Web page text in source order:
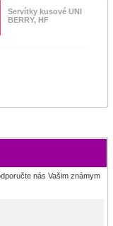
Servítky kusové UNI
BERRY, HF
nás Vašim známym